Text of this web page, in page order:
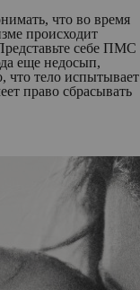
что во время
происходит
себе ПМС
еще недосып,
что тело испытывает
право сбрасывать